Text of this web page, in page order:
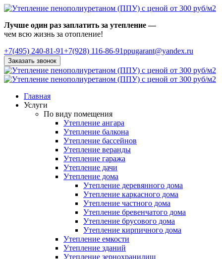
Лучше один раз заплатить за утепление —
чем всю жизнь за отопление!
+7(495) 240-81-91+7(928) 116-86-91ppugarant@yandex.ru
Заказать звонок
Главная
Услуги
По виду помещения
Утепление ангара
Утепление балкона
Утепление бассейнов
Утепление веранды
Утепление гаража
Утепление дачи
Утепление дома
Утепление деревянного дома
Утепление каркасного дома
Утепление частного дома
Утепление бревенчатого дома
Утепление брусового дома
Утепление кирпичного дома
Утепление емкости
Утепление зданий
Утепление зернохранилищ